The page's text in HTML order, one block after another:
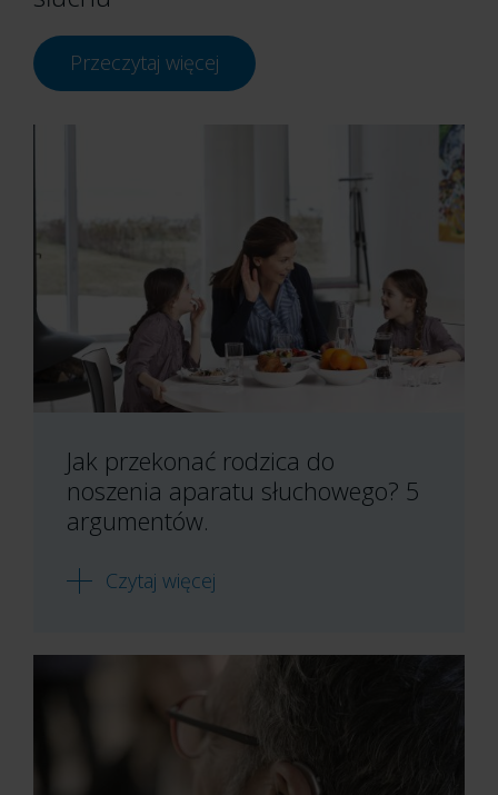
Przeczytaj więcej
Jak przekonać rodzica do
noszenia aparatu słuchowego? 5
argumentów.
Czytaj więcej